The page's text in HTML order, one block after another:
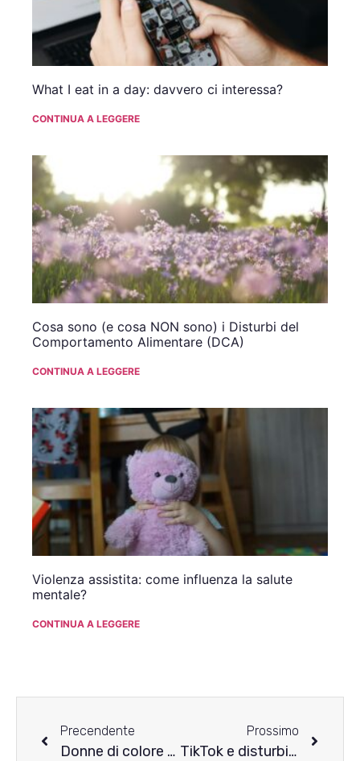
What I eat in a day: davvero ci interessa?
CONTINUA A LEGGERE
Cosa sono (e cosa NON sono) i Disturbi del
Comportamento Alimentare (DCA)
CONTINUA A LEGGERE
Violenza assistita: come influenza la salute
mentale?
CONTINUA A LEGGERE
Precendente
Donne di colore e DCA: la storia di Achea Redd
Prossimo
TikTok e disturbi alimentari: video dannosi privi di contenuto